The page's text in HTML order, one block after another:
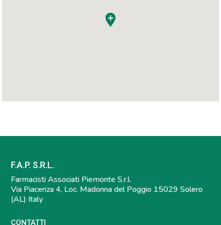
F.A.P. S.R.L.
Farmacisti Associati Piemonte S.r.l.
Via Piacenza 4, Loc. Madonna del Poggio 15029 Solero
(AL) Italy
CONTATTI